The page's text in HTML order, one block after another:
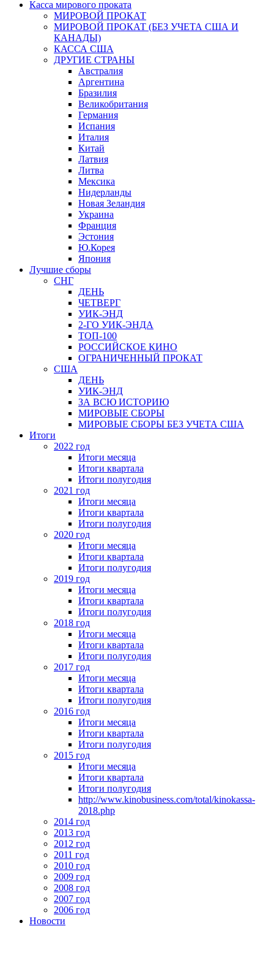
Касса мирового проката
МИРОВОЙ ПРОКАТ
МИРОВОЙ ПРОКАТ (БЕЗ УЧЕТА США И
КАНАДЫ)
КАССА США
ДРУГИЕ СТРАНЫ
Австралия
Аргентина
Бразилия
Великобритания
Германия
Испания
Италия
Китай
Латвия
Литва
Мексика
Нидерланды
Новая Зеландия
Украина
Франция
Эстония
Ю.Корея
Япония
Лучшие сборы
СНГ
ДЕНЬ
ЧЕТВЕРГ
УИК-ЭНД
2-ГО УИК-ЭНДА
ТОП-100
РОССИЙСКОЕ КИНО
ОГРАНИЧЕННЫЙ ПРОКАТ
США
ДЕНЬ
УИК-ЭНД
ЗА ВСЮ ИСТОРИЮ
МИРОВЫЕ СБОРЫ
МИРОВЫЕ СБОРЫ БЕЗ УЧЕТА США
Итоги
2022 год
Итоги месяца
Итоги квартала
Итоги полугодия
2021 год
Итоги месяца
Итоги квартала
Итоги полугодия
2020 год
Итоги месяца
Итоги квартала
Итоги полугодия
2019 год
Итоги месяца
Итоги квартала
Итоги полугодия
2018 год
Итоги месяца
Итоги квартала
Итоги полугодия
2017 год
Итоги месяца
Итоги квартала
Итоги полугодия
2016 год
Итоги месяца
Итоги квартала
Итоги полугодия
2015 год
Итоги месяца
Итоги квартала
Итоги полугодия
http://www.kinobusiness.com/total/kinokassa-
2018.php
2014 год
2013 год
2012 год
2011 год
2010 год
2009 год
2008 год
2007 год
2006 год
Новости